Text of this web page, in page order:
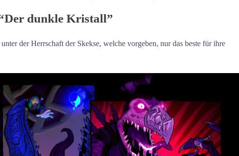
dunkle Kristall”
der Herrschaft der Skekse, welche vorgeben, nur das beste für ihre